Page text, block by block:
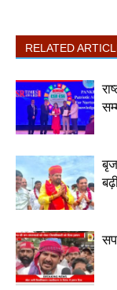
RELATED